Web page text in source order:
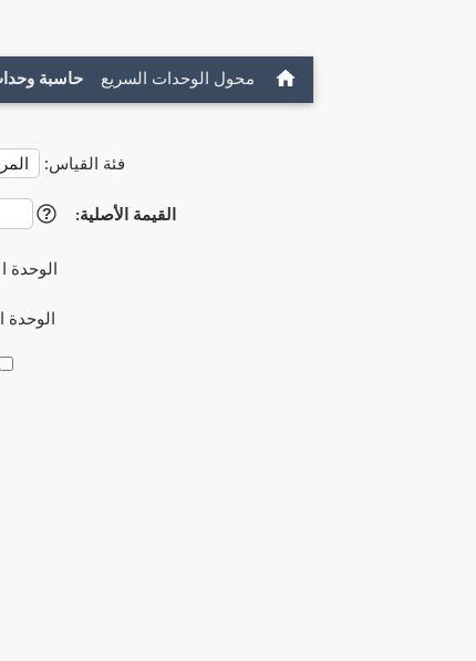
محول الوحدات السريع حاسبة
فئة القياس:
القيمة الأصلية: ?
الوحدة
الوحدة